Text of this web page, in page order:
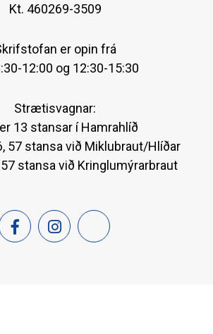
Kt. 460269-3509
er opin frá
12:00 og 12:30-15:30
Strætisvagnar:
13 stansar í Hamrahlíð
57 stansa við Miklubraut/Hlíðar
stansa við Kringlumýrarbraut